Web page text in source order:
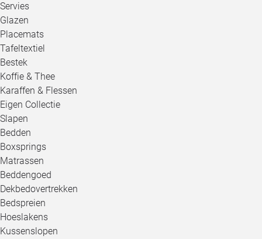
Servies
Glazen
Placemats
Tafeltextiel
Bestek
Koffie & Thee
Karaffen & Flessen
Eigen Collectie
Slapen
Bedden
Boxsprings
Matrassen
Beddengoed
Dekbedovertrekken
Bedspreien
Hoeslakens
Kussenslopen